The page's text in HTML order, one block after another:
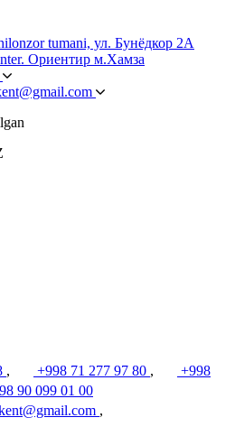
tumani, ул. Бунёдкор 2А
Ориентир м.Хамза
, +998 71 277 97 80 ,
+998
90 099 01 00
,